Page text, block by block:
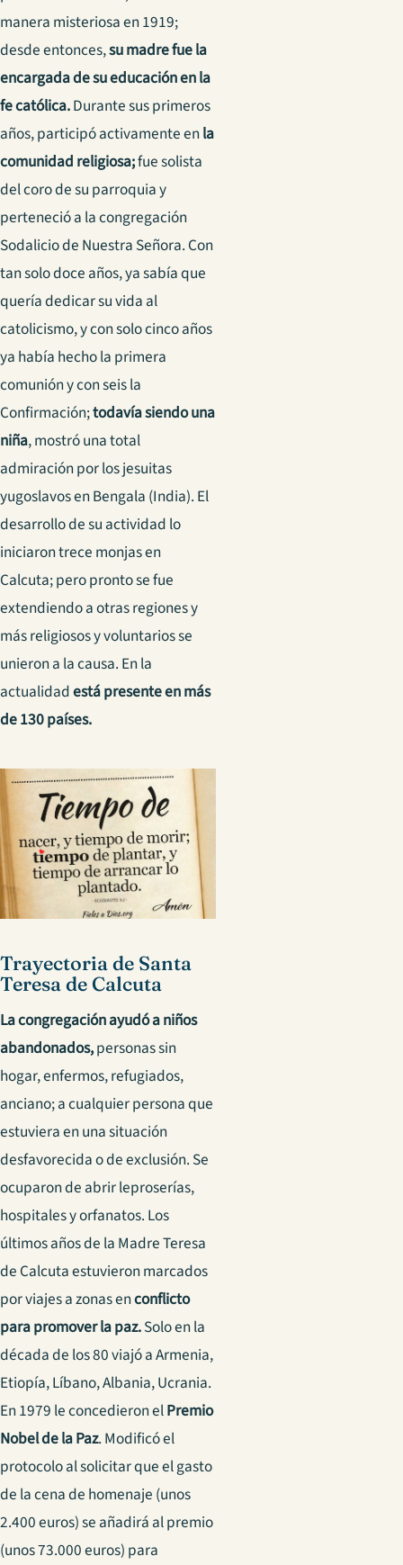
manera misteriosa en 1919;
desde entonces,su madre fue la
encargada de su educación en la
fe católica.Durante sus primeros
años, participó activamente enla
comunidad religiosa;fue solista
del coro de su parroquia y
perteneció a la congregación
Sodalicio de Nuestra Señora. Con
tan solo doce años, ya sabía que
quería dedicar su vida al
catolicismo, y con solo cinco años
ya había hecho la primera
comunión y con seis la
Confirmación;todavía siendo una
niña, mostró una total
admiración por los jesuitas
yugoslavos en Bengala (India). El
desarrollo de su actividad lo
iniciaron trece monjas en
Calcuta; pero pronto se fue
extendiendo a otras regiones y
más religiosos y voluntarios se
unieron a la causa. En la
actualidadestá presente en más
de 130 países.
Trayectoria de Santa
Teresa de Calcuta
La congregación ayudó a niños
abandonados,personas sin
hogar, enfermos, refugiados,
anciano; a cualquier persona que
estuviera en una situación
desfavorecida o de exclusión. Se
ocuparon de abrir leproserías,
hospitales y orfanatos. Los
últimos años de la Madre Teresa
de Calcuta estuvieron marcados
por viajes a zonas enconflicto
para promover la paz.Solo en la
década de los 80 viajó a Armenia,
Etiopía, Líbano, Albania, Ucrania.
En 1979 le concedieron elPremio
Nobel de la Paz. Modificó el
protocolo al solicitar que el gasto
de la cena de homenaje (unos
2.400 euros) se añadirá al premio
(unos 73.000 euros) para